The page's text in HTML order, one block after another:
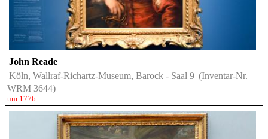
John Reade
Köln, Wallraf-Richartz-Museum, Barock - Saal 9 (Inventar-Nr.
WRM 3644)
um 1776